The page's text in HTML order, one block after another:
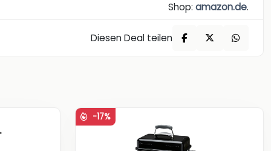
Shop: amazon.de.
Diesen Deal teilen
-17%